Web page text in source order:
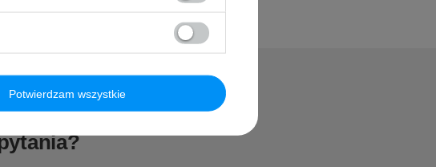
Potwierdzam wszystkie